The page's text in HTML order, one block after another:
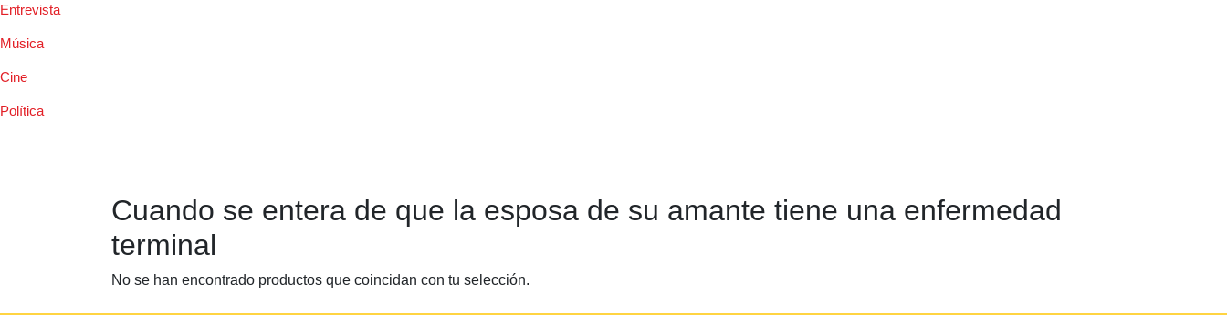
Entrevista
Música
Cine
Política
Cuando se entera de que la esposa de su amante tiene una enfermedad
terminal
No se han encontrado productos que coincidan con tu selección.